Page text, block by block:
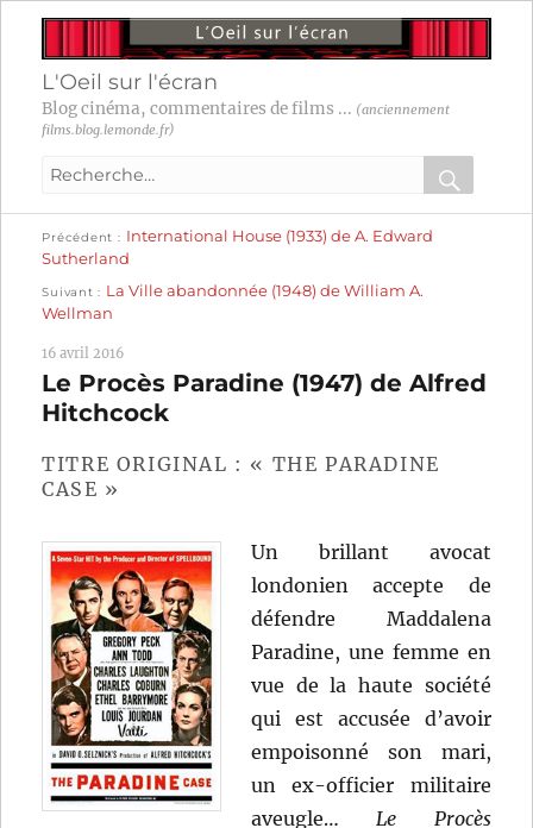
L'Oeil sur l'écran
Blog cinéma, commentaires de films ... (anciennement
films.blog.lemonde.fr)
Recherche
:
OK
Navigation
de
Précédent
précédente :
International House (1933) de A. Edward
Sutherland
Suivant
suivante :
La Ville abandonnée (1948) de William A.
Wellman
16 avril 2016
Le Procès Paradine (1947) de Alfred
Hitchcock
TITRE ORIGINAL : « THE PARADINE
CASE »
Un brillant avocat
londonien accepte de
défendre Maddalena
Paradine, une femme en
vue de la haute société
qui est accusée d’avoir
empoisonné son mari,
un ex-officier militaire
aveugle…Le Procès